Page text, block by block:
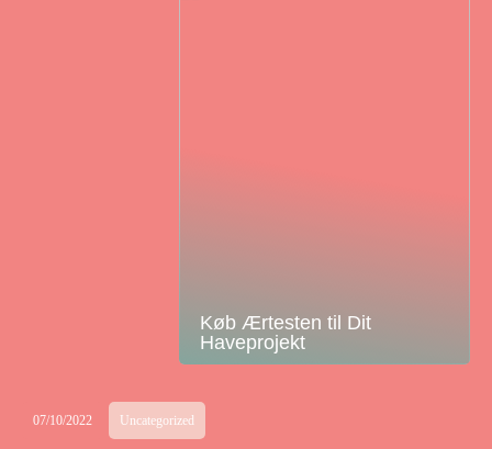
Køb Ærtesten til Dit
Haveprojekt
07/10/2022 Uncategorized